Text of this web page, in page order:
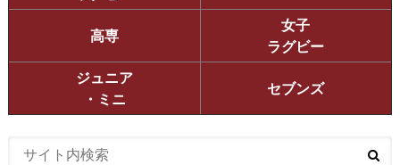
高専
女子
ラグビー
ジュニア
・ミニ
セブンズ